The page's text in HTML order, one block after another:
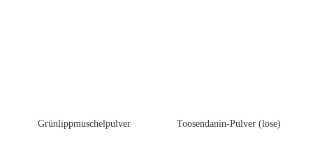
Grünlippmuschelpulver Toosendanin-Pulver (lose)